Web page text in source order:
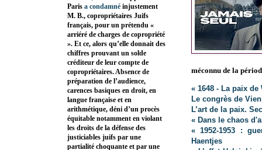
méconnu de la
« 1648 - La paix
Le congrès de
L’art de la paix.
« Dans le chaos
« 1952-1953 :
Haentjes
Paris a condamné injustement
M. B., copropriétaires Juifs
français, pour un prétendu «
arriéré de charges de copropriété
». Et ce, alors qu’elle donnait des
chiffres prouvant un solde
créditeur de leur compte de
copropriétaires. Absence de
préparation de l’audience,
carences basiques en droit, en
langue française et en
arithmétique, déni d’un procès
équitable notamment en violant
les droits de la défense des
justiciables juifs par une
partialité choquante et par une